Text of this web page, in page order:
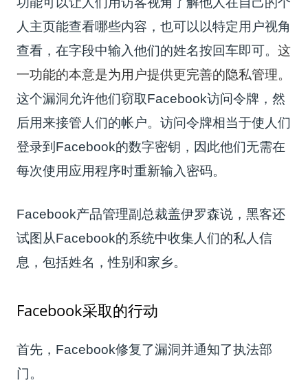
人主页能查看哪些内容，也可以以特定用户视角
查看，在字段中输入他们的姓名按回车即可。这
一功能的本意是为用户提供更完善的隐私管理。
这个漏洞允许他们窃取Facebook访问令牌，然
后用来接管人们的帐户。访问令牌相当于使人们
登录到Facebook的数字密钥，因此他们无需在
每次使用应用程序时重新输入密码。
Facebook产品管理副总裁盖伊罗森说，黑客还
试图从Facebook的系统中收集人们的私人信
息，包括姓名，性别和家乡。
Facebook采取的行动
首先，Facebook修复了漏洞并通知了执法部
门。